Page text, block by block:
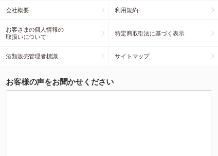
会社概要 利用規約
お客さまの個人情報の
取扱いについて
特定商取引法に基づく表示
酒類販売管理者標識 サイトマップ
お客様の声をお聞かせください